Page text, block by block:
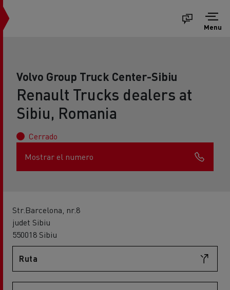
Menu
Volvo Group Truck Center-Sibiu
Renault Trucks dealers at
Sibiu, Romania
Cerrado
Mostrar el numero
Str.Barcelona, nr.8
judet Sibiu
550018 Sibiu
Ruta